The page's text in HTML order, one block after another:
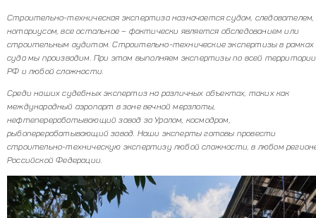
Строительно-техническая экспертиза назначается судом, следователем,
нотариусом, все остальное – фактически является обследованием или
строительным аудитом. Строительно-технические экспертизы в рамках
суда мы производим. При этом выполняем экспертизы по всей территории
РФ и любой сложности.
Среди наших судебных экспертиз на различных объектах, таких как
международный аэропорт в зоне вечной мерзлоты,
нефтеперерабатывающий завод за Уралом, космодром,
рыбоперерабатывающий завод. Наши эксперты готовы провести
строительно-техническую экспертизу любой сложности, в любом
Российской Федерации.